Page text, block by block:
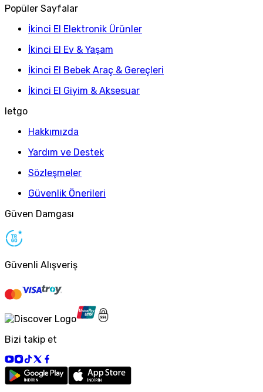
Popüler Sayfalar
İkinci El Elektronik Ürünler
İkinci El Ev & Yaşam
İkinci El Bebek Araç & Gereçleri
İkinci El Giyim & Aksesuar
letgo
Hakkımızda
Yardım ve Destek
Sözleşmeler
Güvenlik Önerileri
Güven Damgası
Güvenli Alışveriş
Bizi takip et